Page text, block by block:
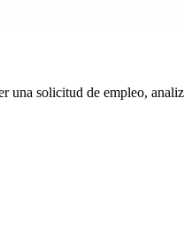
una solicitud de empleo,